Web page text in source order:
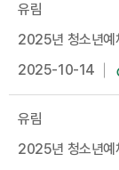
유림
2025년 청소년예
2025-10-14
유림
2025년 청소년예